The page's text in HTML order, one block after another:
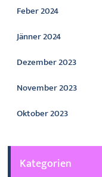
Feber 2024
Jänner 2024
Dezember 2023
November 2023
Oktober 2023
Kategorien